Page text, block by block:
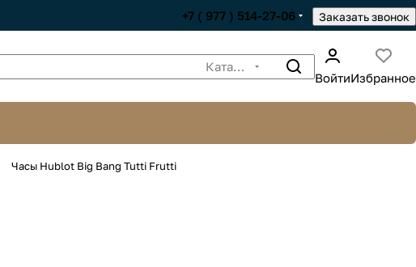
+7 ( 977 ) 514-27-06 Заказать звонок
ВойтиИзбранное
Часы Hublot Big Bang Tutti Frutti